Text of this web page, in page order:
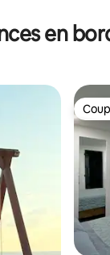
en
appréciés